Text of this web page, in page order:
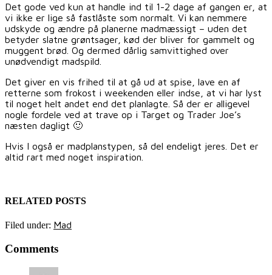
Det gode ved kun at handle ind til 1-2 dage af gangen er, at
vi ikke er lige så fastlåste som normalt. Vi kan nemmere
udskyde og ændre på planerne madmæssigt – uden det
betyder slatne grøntsager, kød der bliver for gammelt og
muggent brød. Og dermed dårlig samvittighed over
unødvendigt madspild.
Det giver en vis frihed til at gå ud at spise, lave en af
retterne som frokost i weekenden eller indse, at vi har lyst
til noget helt andet end det planlagte. Så der er alligevel
nogle fordele ved at trave op i Target og Trader Joe’s
næsten dagligt 🙂
Hvis I også er madplanstypen, så del endeligt jeres. Det er
altid rart med noget inspiration.
RELATED POSTS
Filed under: Mad
Comments